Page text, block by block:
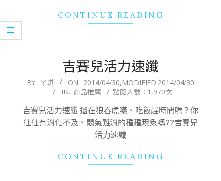
CONTINUE READING
吉賽兒活力速纖
2014-
30
BY: ㄚ琪 ON: 2014/04/30,MODIFIED:2014/04/30
IN: 商品推薦 點閱人數：1,970次
吉賽兒活力速纖 還在狼吞虎嚥、吃飯趕時間嗎？你
往往有消化不及、悶氣難消的種種現象嗎??吉賽兒
活力速纖
CONTINUE READING